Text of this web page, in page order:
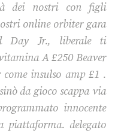
dei nostri con figli
online orbiter gara
Day Jr., liberale ti
A £250 Beaver
insulso amp £1 .
da gioco scappa via
innocente
piattaforma. delegato